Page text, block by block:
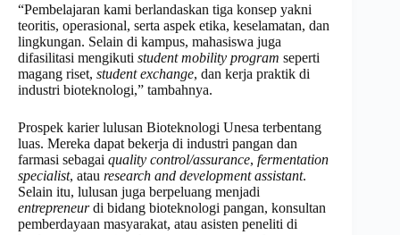
“Pembelajaran kami berlandaskan tiga konsep yakni
teoritis, operasional, serta aspek etika, keselamatan, dan
lingkungan. Selain di kampus, mahasiswa juga
difasilitasi mengikuti student mobility program seperti
magang riset, student exchange, dan kerja praktik di
industri bioteknologi,” tambahnya.
Prospek karier lulusan Bioteknologi Unesa terbentang
luas. Mereka dapat bekerja di industri pangan dan
farmasi sebagai quality control/assurance, fermentation
specialist, atau research and development assistant.
Selain itu, lulusan juga berpeluang menjadi
entrepreneurdi bidang bioteknologi pangan, konsultan
pemberdayaan masyarakat, atau asisten peneliti di